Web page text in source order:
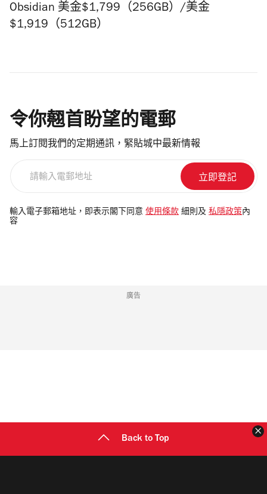
Obsidian 美金$1,799（256GB）/美金
$1,919（512GB）
令你翹首盼望的電郵
馬上訂閱我們的定期通訊，緊貼城中最新情報
電
郵
輸入電子郵箱地址，即表示閣下同意 使用條款 細則及 私隱政策內
容
廣告
Back to Top